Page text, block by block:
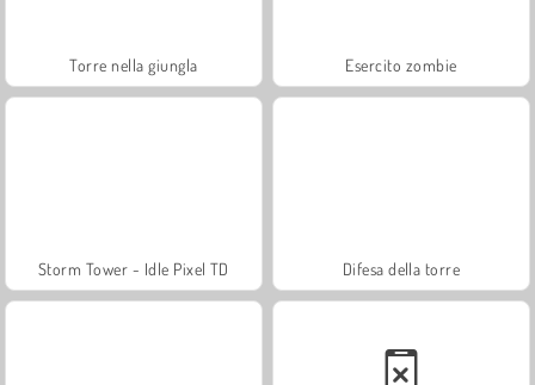
Torre nella giungla Esercito zombie
Storm Tower - Idle Pixel TD Difesa della torre